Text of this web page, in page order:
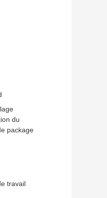
du
package
travail